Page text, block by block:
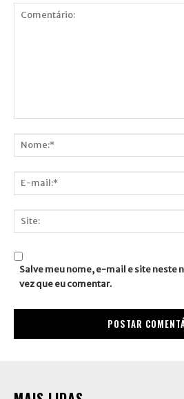
mail:*
Salve meu nome, e-mail e site neste
vez que eu comentar.